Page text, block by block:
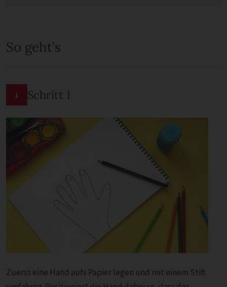
So geht’s
1 Schritt 1
Zuerst eine Hand aufs Papier legen und mit einem Stift